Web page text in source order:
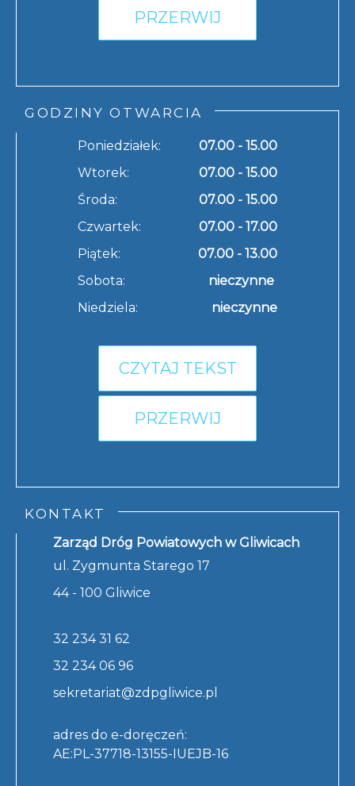
PRZERWIJ
GODZINY OTWARCIA
Poniedziałek:
07.00 - 15.00
Wtorek:
07.00 - 15.00
Środa:
07.00 - 15.00
Czwartek:
07.00 - 17.00
Piątek:
07.00 - 13.00
Sobota:
nieczynne
Niedziela:
nieczynne
CZYTAJ TEKST
PRZERWIJ
KONTAKT
Zarząd Dróg Powiatowych w Gliwicach
ul. Zygmunta Starego 17
44 - 100 Gliwice
32 234 31 62
32 234 06 96
sekretariat@zdpgliwice.pl
adres do e-doręczeń:
AE:PL-37718-13155-IUEJB-16